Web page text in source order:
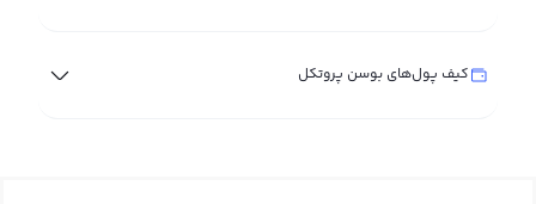
کیف پول‌های بوسن پروتکل